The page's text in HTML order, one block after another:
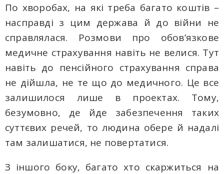
По хворобах, на які треба багато коштів –
насправді з цим держава й до війни не
справлялася. Розмови про обов’язкове
медичне страхування навіть не велися. Тут
навіть до пенсійного страхування справа
не дійшла, не те що до медичного. Це все
залишилося лише в проектах. Тому,
безумовно, де йде забезпечення таких
суттєвих речей, то людина обере й надалі
там залишатися, не повертатися.
З іншого боку, багато хто скаржиться на